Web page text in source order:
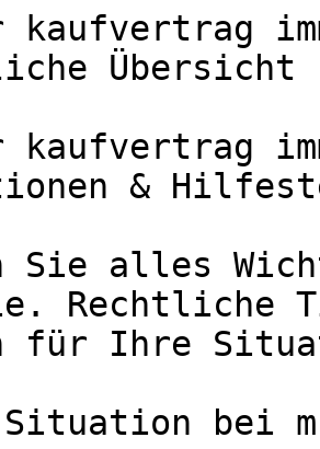
kaufvertrag
kaufvertrag
&
Sie alles
Rechtliche
für Ihre
bei